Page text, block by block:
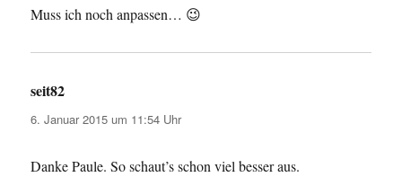
Muss ich noch anpassen… 😉
seit82
6. Januar 2015 um 11:54 Uhr
Danke Paule. So schaut’s schon viel besser aus.